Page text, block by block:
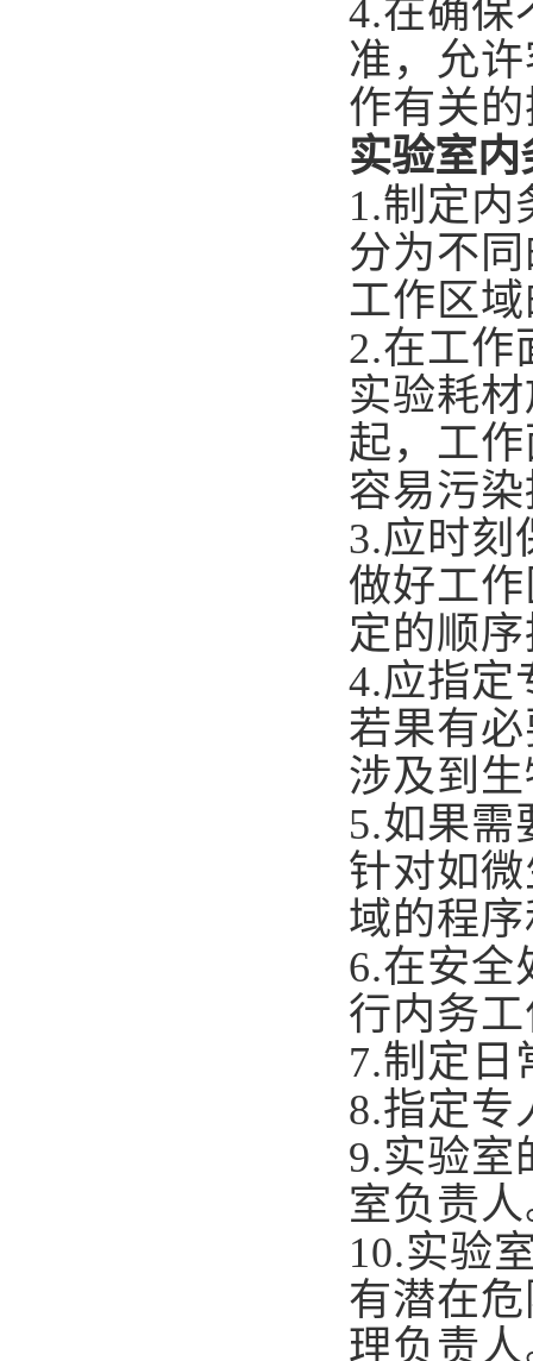
4.在确保
准，允
作有关
实验室内
1.制定内
分为不
工作区
2.在工作
实验耗
起，工
容易污
3.应时刻
做好工
定的顺
4.应指定
若果有
涉及到
5.如果需
针对如
域的程
6.在安全
行内务
7.制定日
8.指定专
9.实验室
室负责
10.实验
有潜在
理负责